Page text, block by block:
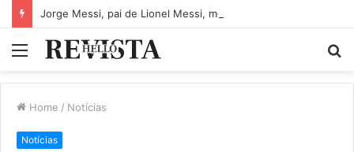
Jorge Messi, pai de Lionel Messi, morre aos 68 anos
Menu
Home / Notícias
Notícias